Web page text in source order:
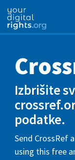
Izbrišite
podatke.
Send CrossRef
using this free